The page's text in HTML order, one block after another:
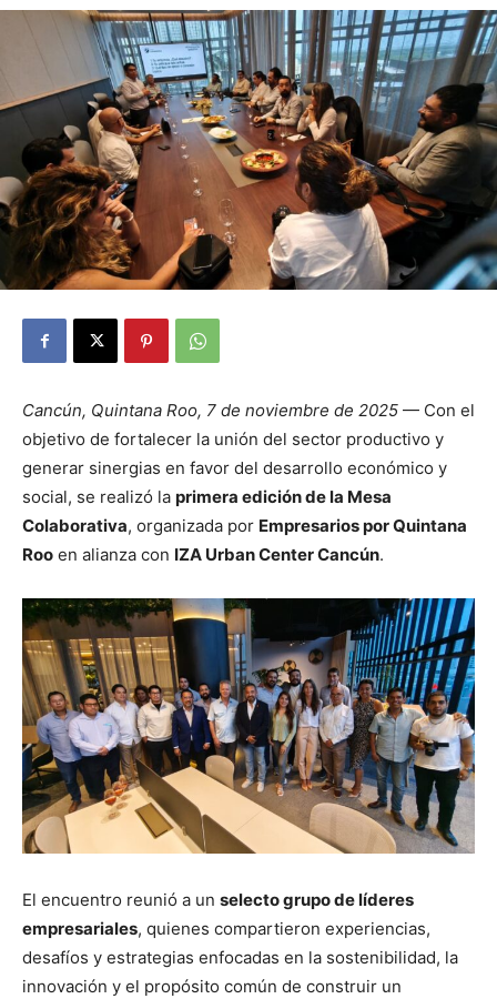
Cancún, Quintana Roo, 7 de noviembre de 2025 — Con el
objetivo de fortalecer la unión del sector productivo y
generar sinergias en favor del desarrollo económico y
social, se realizó la primera edición de la Mesa
Colaborativa, organizada por Empresarios por Quintana
Roo en alianza con IZA Urban Center Cancún.
El encuentro reunió a un selecto grupo de líderes
empresariales, quienes compartieron experiencias,
desafíos y estrategias enfocadas en la sostenibilidad, la
innovación y el propósito común de construir un